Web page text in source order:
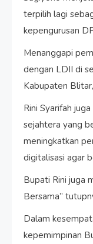
terpilih lagi
kepengurusan
Menanggapi
dengan LDII di
Kabupaten
Rini Syarifah
sejahtera yang
meningkatkan
digitalisasi agar
Bupati Rini juga
Bersama”
Dalam
kepemimpinan